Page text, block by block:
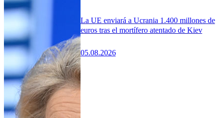
La UE enviará a Ucrania 1.400 millones de
euros tras el mortífero atentado de Kiev
05.08.2026